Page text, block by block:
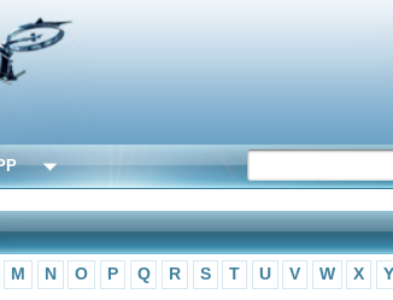
R S T U V W X Y Z Hohe Wertung
Feuer & Flamme: Mit Feuerwehrmännern im Einsatz